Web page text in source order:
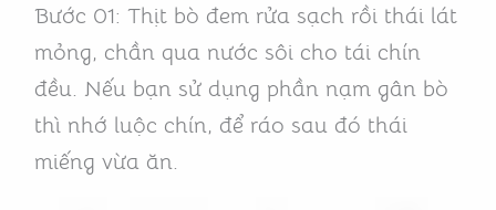
Bước 01: Thịt bò đem rửa sạch rồi thái lát
mỏng, chần qua nước sôi cho tái chín
đều. Nếu bạn sử dụng phần nạm gân bò
thì nhớ luộc chín, để ráo sau đó thái
miếng vừa ăn.